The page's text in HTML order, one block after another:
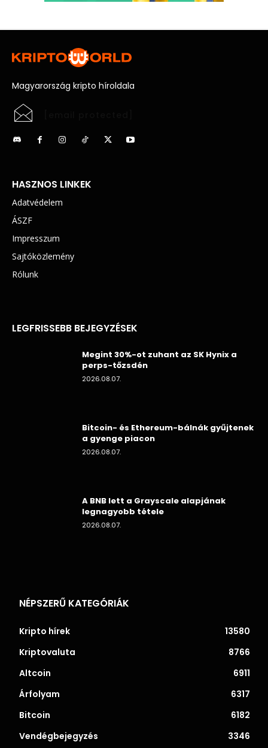
Magyarország kripto híroldala
HASZNOS LINKEK
Adatvédelem
ÁSZF
Impresszum
Sajtóközlemény
Rólunk
LEGFRISSEBB BEJEGYZÉSEK
Megint 30%-ot zuhant az SK Hynix a
perps-tőzsdén
2026.08.07.
Bitcoin- és Ethereum-bálnák gyűjtenek
a gyenge piacon
2026.08.07.
A BNB lett a Grayscale alapjának
legnagyobb tétele
2026.08.07.
NÉPSZERŰ KATEGÓRIÁK
Kripto hírek
13580
Kriptovaluta
8766
Altcoin
6911
Árfolyam
6317
Bitcoin
6182
Vendégbejegyzés
3346